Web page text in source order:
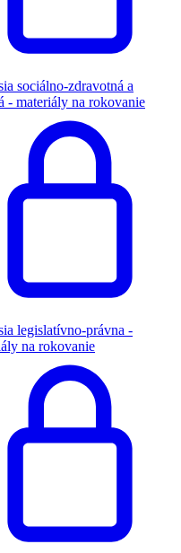
sociálno-zdravotná a
- materiály na rokovanie
legislatívno-právna -
na rokovanie